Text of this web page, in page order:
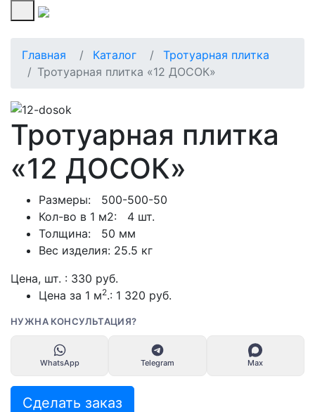
Главная
Каталог
Тротуарная плитка
Тротуарная плитка «12 ДОСОК»
Тротуарная плитка
«12 ДОСОК»
Размеры: 500-500-50
Кол-во в 1 м2: 4 шт.
Толщина: 50 мм
Вес изделия: 25.5 кг
Цена, шт. : 330 руб.
Цена за 1 м2.: 1 320 руб.
НУЖНА КОНСУЛЬТАЦИЯ?
WhatsApp Telegram Max
Сделать заказ